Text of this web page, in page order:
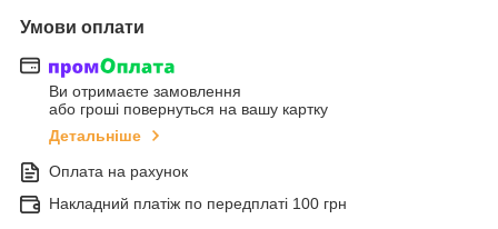
Умови оплати
Ви отримаєте замовлення
або гроші повернуться на вашу картку
Детальніше
Оплата на рахунок
Накладний платіж по передплаті 100 грн